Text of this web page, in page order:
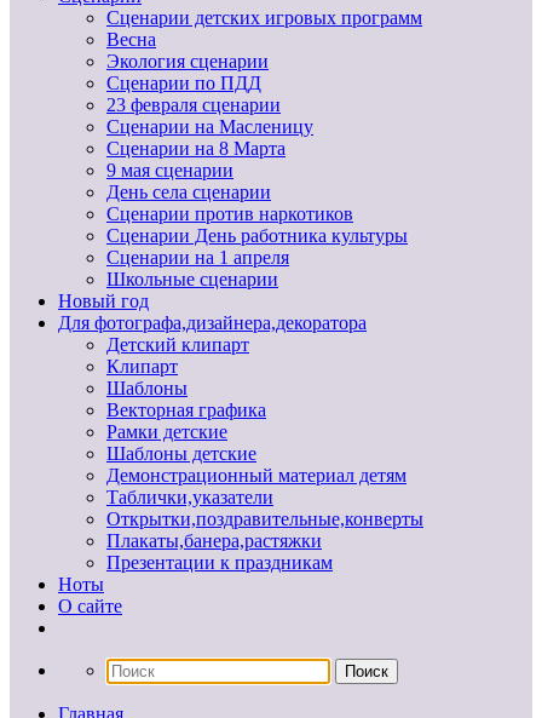
Сценарии детских игровых программ
Весна
Экология сценарии
Сценарии по ПДД
23 февраля сценарии
Сценарии на Масленицу
Сценарии на 8 Марта
9 мая сценарии
День села сценарии
Сценарии против наркотиков
Сценарии День работника культуры
Сценарии на 1 апреля
Школьные сценарии
Новый год
Для фотографа,дизайнера,декоратора
Детский клипарт
Клипарт
Шаблоны
Векторная графика
Рамки детские
Шаблоны детские
Демонстрационный материал детям
Таблички,указатели
Открытки,поздравительные,конверты
Плакаты,банера,растяжки
Презентации к праздникам
Ноты
О сайте
Главная